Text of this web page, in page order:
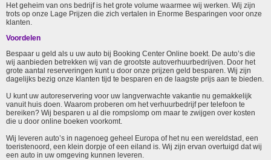
Het geheim van ons bedrijf is het grote volume waarmee wij werken. Wij zijn
trots op onze Lage Prijzen die zich vertalen in Enorme Besparingen voor onze
klanten.
Voordelen
Bespaar u geld als u uw auto bij Booking Center Online boekt. De auto’s die
wij aanbieden betrekken wij van de grootste autoverhuurbedrijven. Door het
grote aantal reserveringen kunt u door onze prijzen geld besparen. Wij zijn
dagelijks bezig onze klanten tijd te besparen en de laagste prijs aan te bieden.
U kunt uw autoreservering voor uw langverwachte vakantie nu gemakkelijk
vanuit huis doen. Waarom proberen om het verhuurbedrijf per telefoon te
bereiken? Wij besparen u al die rompslomp om maar te zwijgen over kosten
die u door online boeken voorkomt.
Wij leveren auto’s in nagenoeg geheel Europa of het nu een wereldstad, een
toeristenoord, een klein dorpje of een eiland is. Wij zijn ervan overtuigd dat wij
een auto in uw omgeving kunnen leveren.